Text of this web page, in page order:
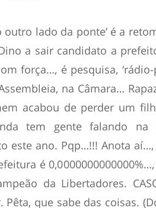
outro lado da ponte’ é a
a sair candidato a
força…, é pesquisa, ‘rádio-
Assembleia, na Câmara…
acabou de perder um
tem gente falando na
este ano. Pqp…!!! Anota
é
da Libertadores.
Pêta, que sabe das coisas.